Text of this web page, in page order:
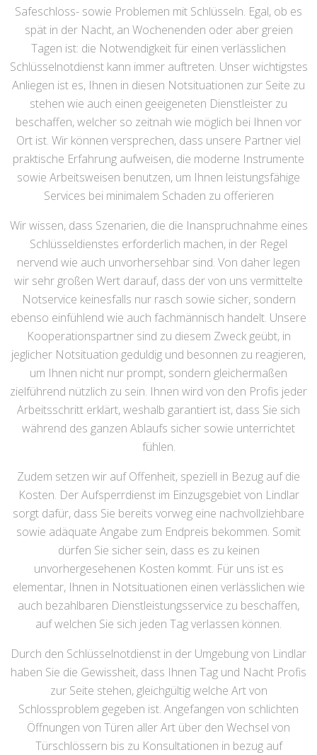
Safeschloss- sowie Problemen mit Schlüsseln. Egal, ob es
spät in der Nacht, an Wochenenden oder aber greien
Tagen ist: die Notwendigkeit für einen verlässlichen
Schlüsselnotdienst kann immer auftreten. Unser wichtigstes
Anliegen ist es, Ihnen in diesen Notsituationen zur Seite zu
stehen wie auch einen geeigeneten Dienstleister zu
beschaffen, welcher so zeitnah wie möglich bei Ihnen vor
Ort ist. Wir können versprechen, dass unsere Partner viel
praktische Erfahrung aufweisen, die moderne Instrumente
sowie Arbeitsweisen benutzen, um Ihnen leistungsfähige
Services bei minimalem Schaden zu offerieren
Wir wissen, dass Szenarien, die die Inanspruchnahme eines
Schlüsseldienstes erforderlich machen, in der Regel
nervend wie auch unvorhersehbar sind. Von daher legen
wir sehr großen Wert darauf, dass der von uns vermittelte
Notservice keinesfalls nur rasch sowie sicher, sondern
ebenso einfühlend wie auch fachmännisch handelt. Unsere
Kooperationspartner sind zu diesem Zweck geübt, in
jeglicher Notsituation geduldig und besonnen zu reagieren,
um Ihnen nicht nur prompt, sondern gleichermaßen
zielführend nützlich zu sein. Ihnen wird von den Profis jeder
Arbeitsschritt erklärt, weshalb garantiert ist, dass Sie sich
während des ganzen Ablaufs sicher sowie unterrichtet
fühlen.
Zudem setzen wir auf Offenheit, speziell in Bezug auf die
Kosten. Der Aufsperrdienst im Einzugsgebiet von Lindlar
sorgt dafür, dass Sie bereits vorweg eine nachvollziehbare
sowie adäquate Angabe zum Endpreis bekommen. Somit
dürfen Sie sicher sein, dass es zu keinen
unvorhergesehenen Kosten kommt. Für uns ist es
elementar, Ihnen in Notsituationen einen verlässlichen wie
auch bezahlbaren Dienstleistungsservice zu beschaffen,
auf welchen Sie sich jeden Tag verlassen können.
Durch den Schlüsselnotdienst in der Umgebung von Lindlar
haben Sie die Gewissheit, dass Ihnen Tag und Nacht Profis
zur Seite stehen, gleichgültig welche Art von
Schlossproblem gegeben ist. Angefangen von schlichten
Öffnungen von Türen aller Art über den Wechsel von
Türschlössern bis zu Konsultationen in bezug auf